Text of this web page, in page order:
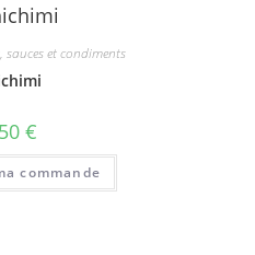
sauces et condiments
€
commande